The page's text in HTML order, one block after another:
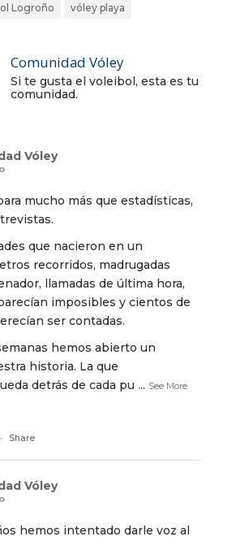
Logroño vóley playa
Comunidad Vóley
Si te gusta el voleibol, esta es tu
comunidad.
Vóley
mucho más que estadísticas,
que nacieron en un
recorridos, madrugadas
llamadas de última hora,
imposibles y cientos de
ser contadas.
hemos abierto un
historia. La que
detrás de cada pu ... See More
· Share
Vóley
hemos intentado darle voz al